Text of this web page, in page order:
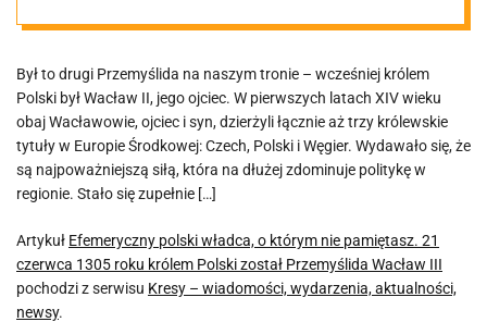
czerwca 1305
roku królem
Polski został
Przemyślida
Wacław III
Był to drugi Przemyślida na naszym tronie – wcześniej królem
Polski był Wacław II, jego ojciec. W pierwszych latach XIV wieku
obaj Wacławowie, ojciec i syn, dzierżyli łącznie aż trzy królewskie
tytuły w Europie Środkowej: Czech, Polski i Węgier. Wydawało się, że
są najpoważniejszą siłą, która na dłużej zdominuje politykę w
regionie. Stało się zupełnie […]
Artykuł Efemeryczny polski władca, o którym nie pamiętasz. 21
czerwca 1305 roku królem Polski został Przemyślida Wacław III
pochodzi z serwisu Kresy – wiadomości, wydarzenia, aktualności,
newsy.